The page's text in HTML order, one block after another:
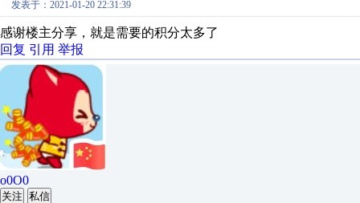
发表于：2021-01-20 22:31:39
感谢楼主分享，就是需要的积分太多了
回复 引用 举报
o0O0
关注 私信